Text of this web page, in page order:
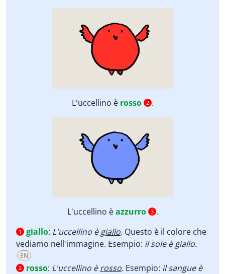
L'uccellino è rosso 2 .
L'uccellino èazzurro 3 .
1 giallo: L'uccellino ègiallo. Questo è il colore che
vediamo nell'immagine. Esempio: il sole è giallo.
EN
2 rosso: L'uccellino èrosso. Esempio: il sangue è